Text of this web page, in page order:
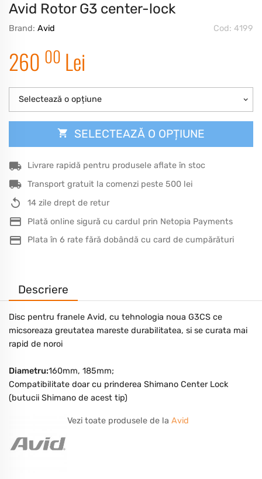
Avid Rotor G3 center-lock
Brand: Avid Cod: 4199
260 00 Lei
Selectează o opțiune
SELECTEAZĂ O OPȚIUNE
Livrare rapidă pentru produsele aflate în stoc
Transport gratuit la comenzi peste 500 lei
14 zile drept de retur
Plată online sigură cu cardul prin Netopia Payments
Plata în 6 rate fără dobândă cu card de cumpărături
Descriere
Disc pentru franele Avid, cu tehnologia noua G3CS ce
micsoreaza greutatea mareste durabilitatea, si se curata mai
rapid de noroi
Diametru:160mm, 185mm;
Compatibilitate doar cu prinderea Shimano Center Lock
(butucii Shimano de acest tip)
Vezi toate produsele de la Avid